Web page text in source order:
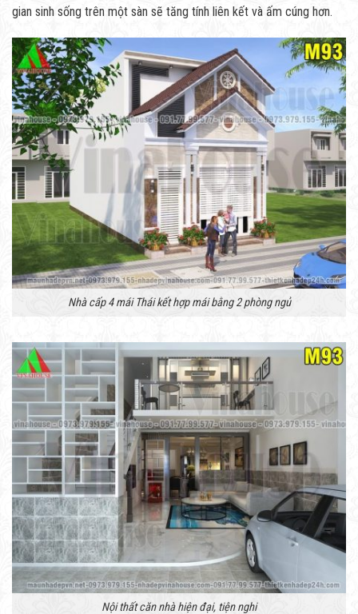
gian sinh sống trên một sàn sẽ tăng tính liên kết và ấm cúng hơn.
Nhà cấp 4 mái Thái kết hợp mái bằng 2 phòng ngủ
Nội thất căn nhà hiện đại, tiện nghi